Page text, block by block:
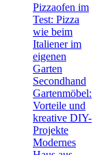
Pizzaofen im
Test: Pizza
wie beim
Italiener im
eigenen
Garten
Secondhand
Gartenmöbel:
Vorteile und
kreative DIY-
Projekte
Modernes